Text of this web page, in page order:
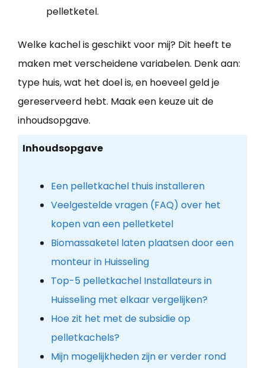
pelletketel.
Welke kachel is geschikt voor mij? Dit heeft te
maken met verscheidene variabelen. Denk aan:
type huis, wat het doel is, en hoeveel geld je
gereserveerd hebt. Maak een keuze uit de
inhoudsopgave.
Inhoudsopgave
Een pelletkachel thuis installeren
Veelgestelde vragen (FAQ) over het
kopen van een pelletketel
Biomassaketel laten plaatsen door een
monteur in Huisseling
Top-5 pelletkachel Installateurs in
Huisseling met elkaar vergelijken?
Hoe zit het met de subsidie op
pelletkachels?
Mijn mogelijkheden zijn er verder rond